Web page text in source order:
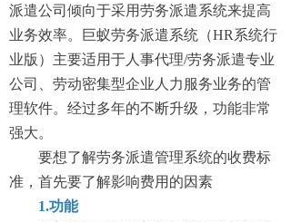
新闻中心
关于巨蚁
联系我们
派遣公司倾向于采用劳务派遣系统来提高
业务效率。巨蚁劳务派遣系统（HR系统行
业版）主要适用于人事代理/劳务派遣专业
公司、劳动密集型企业人力服务业务的管
理软件。经过多年的不断升级，功能非常
强大。
要想了解劳务派遣管理系统的收费标
准，首先要了解影响费用的因素
1.功能